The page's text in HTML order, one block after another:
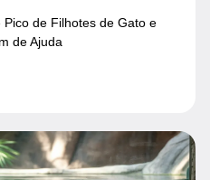
de Filhotes de Gato e
de Ajuda